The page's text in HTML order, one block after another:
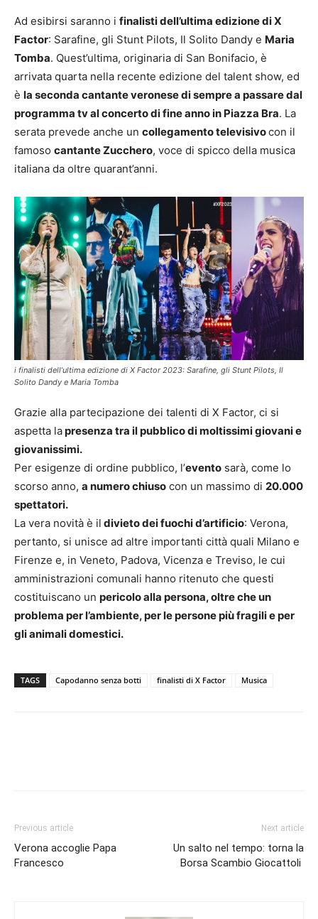
Ad esibirsi saranno i finalisti dell’ultima edizione di X
Factor: Sarafine, gli Stunt Pilots, Il Solito Dandy e Maria
Tomba. Quest’ultima, originaria di San Bonifacio, è
arrivata quarta nella recente edizione del talent show, ed
è la seconda cantante veronese di sempre a passare dal
programma tv al concerto di fine anno in Piazza Bra. La
serata prevede anche un collegamento televisivocon il
famoso cantante Zucchero, voce di spicco della musica
italiana da oltre quarant’anni.
i finalisti dell’ultima edizione di X Factor 2023: Sarafine, gli Stunt Pilots, Il
Solito Dandy e Maria Tomba
Grazie alla partecipazione dei talenti di X Factor, ci si
aspetta lapresenza tra il pubblico di moltissimi giovani e
giovanissimi.
Per esigenze di ordine pubblico, l’evento sarà, come lo
scorso anno, a numero chiuso con un massimo di 20.000
spettatori.
La vera novità è il divieto dei fuochi d’artificio: Verona,
pertanto, si unisce ad altre importanti città quali Milano e
Firenze e, in Veneto, Padova, Vicenza e Treviso, le cui
amministrazioni comunali hanno ritenuto che questi
costituiscano un pericolo alla persona, oltre che un
problema per l’ambiente, per le persone più fragili e per
gli animali domestici.
TAGS Capodanno senza botti finalisti di X Factor Musica
Previous article
Verona accoglie Papa
Francesco
Next article
Un salto nel tempo: torna la
Borsa Scambio Giocattoli